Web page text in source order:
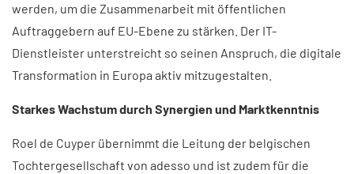
werden, um die Zusammenarbeit mit öffentlichen
Auftraggebern auf EU-Ebene zu stärken. Der IT-
Dienstleister unterstreicht so seinen Anspruch, die digitale
Transformation in Europa aktiv mitzugestalten.
Starkes Wachstum durch Synergien und Marktkenntnis
Roel de Cuyper übernimmt die Leitung der belgischen
Tochtergesellschaft von adesso und ist zudem für die